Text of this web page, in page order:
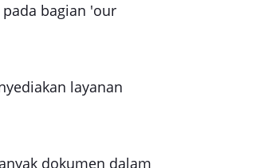
bagian 'our
layanan
dokumen dalam